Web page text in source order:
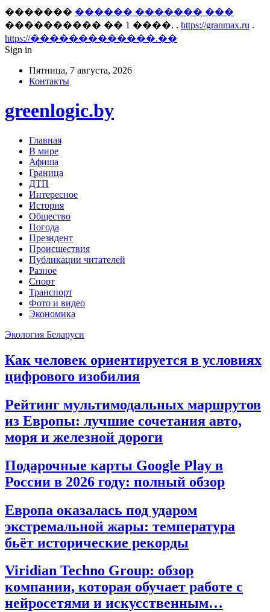
������� ������ ������� ���
���������� �� 1 ����. . https://granmax.ru .
https://�������������.��
Sign in
Пятница, 7 августа, 2026
Контакты
greenlogic.by
Главная
В мире
Афиша
Граница
ДТП
Интересное
История
Общество
Погода
Президент
Происшествия
Публикации читателей
Разное
Спорт
Транспорт
Фото и видео
Экономика
Экология Беларуси
Как человек ориентируется в условиях
цифрового изобилия
Рейтинг мультимодальных маршрутов
из Европы: лучшие сочетания авто,
моря и железной дороги
Подарочные карты Google Play в
России в 2026 году: полный обзор
Европа оказалась под ударом
экстремальной жары: температура
бьёт исторические рекорды
Viridian Techno Group: обзор
компании, которая обучает работе с
нейросетями и искусственным…